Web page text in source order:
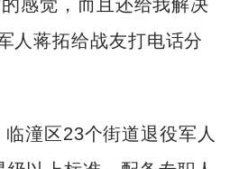
的感觉，而且还给我解决
人蒋拓给战友打电话分
潼区23个街道退役军人